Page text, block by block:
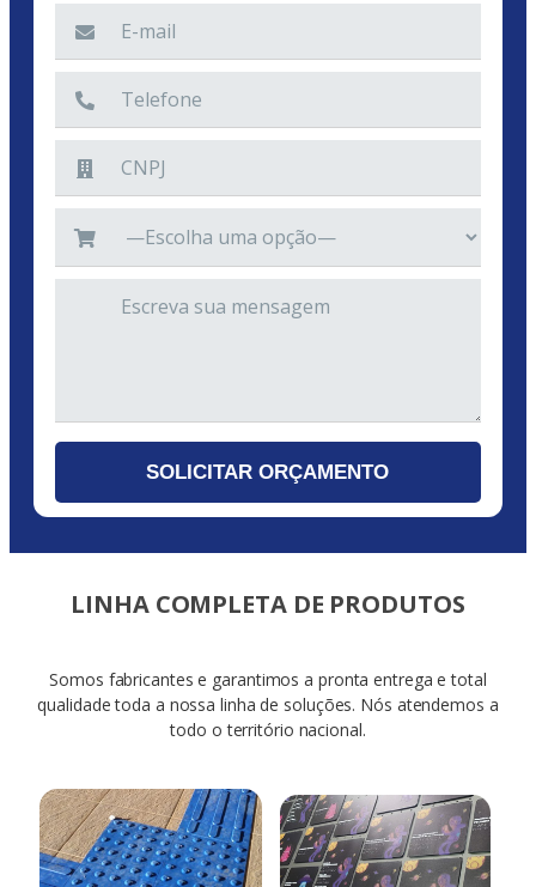
LINHA COMPLETA DE PRODUTOS
Somos fabricantes e garantimos a pronta entrega e total
qualidade toda a nossa linha de soluções. Nós atendemos a
todo o território nacional.